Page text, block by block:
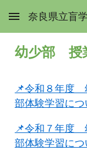
Skip to main
奈良県立盲
幼少部 授
📌令和 ８年度
部体験学習につ
📌令和７年度
部体験学習につ